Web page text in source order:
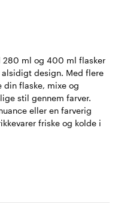
280 ml og 400 ml flasker
design. Med flere
din flaske, mixe og
stil gennem farver.
eller en farverig
friske og kolde i